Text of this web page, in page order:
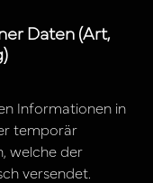
Daten (Art,
Informationen in
temporär
welche der
versendet.